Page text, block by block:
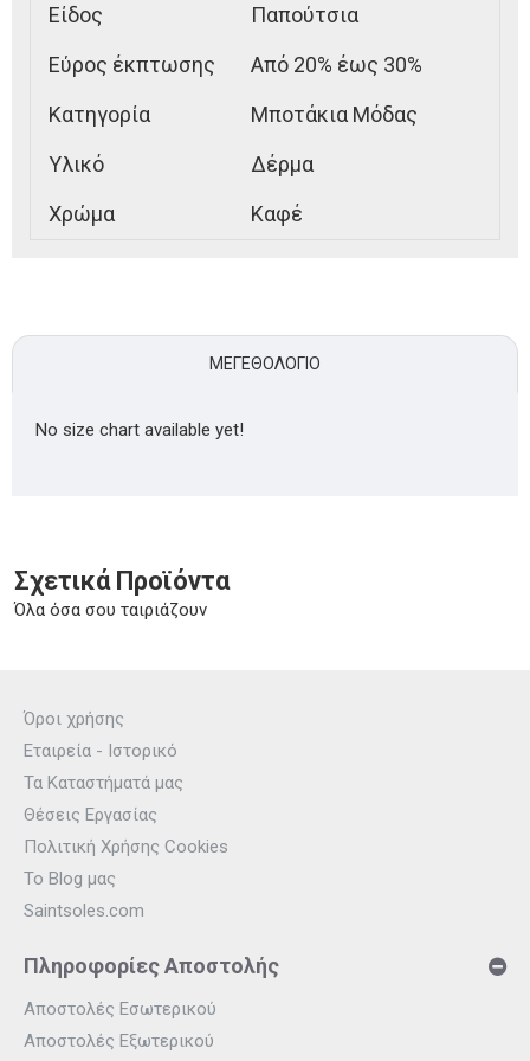
Είδος
Παπούτσια
Εύρος έκπτωσης
Από 20% έως 30%
Κατηγορία
Μποτάκια Μόδας
Υλικό
Δέρμα
Χρώμα
Καφέ
ΜΕΓΕΘΟΛΌΓΙΟ
No size chart available yet!
Σχετικά Προϊόντα
Όλα όσα σου ταιριάζουν
Όροι χρήσης
Εταιρεία - Ιστορικό
Τα Καταστήματά μας
Θέσεις Εργασίας
Πολιτική Χρήσης Cookies
Το Blog μας
Saintsoles.com
Πληροφορίες Αποστολής
Αποστολές Εσωτερικού
Αποστολές Εξωτερικού